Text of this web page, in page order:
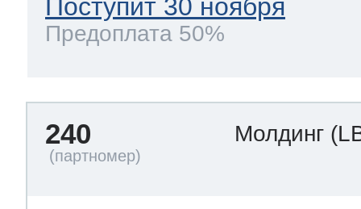
Поступит 30 ноября
Предоплата 50%
240 Молдинг